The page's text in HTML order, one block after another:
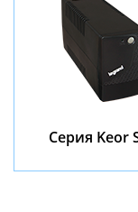
Серия Keor